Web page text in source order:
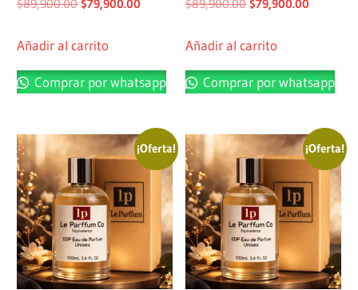
$89,900.00 $79,900.00
Añadir al carrito
Comprar por whatsapp
$89,900.00 $79,900.00
Añadir al carrito
Comprar por whatsapp
¡Oferta! ¡Oferta!